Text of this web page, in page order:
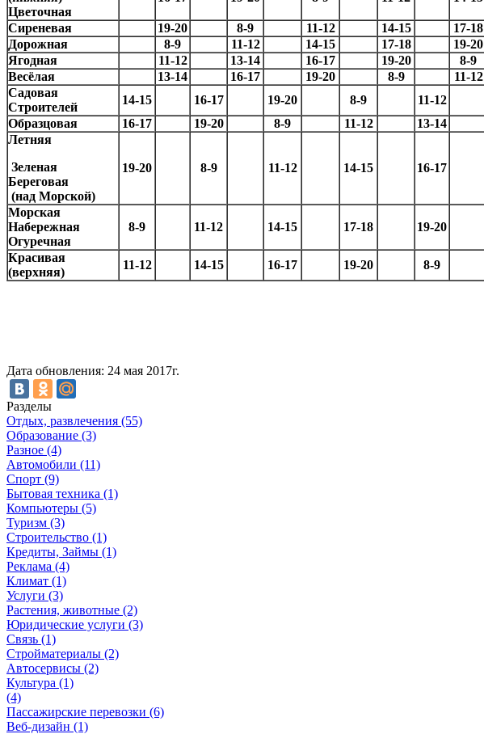
Цветочная
Сиреневая 19-20 8-9 11-12 14-15 17-18
Дорожная
8-9 11-12 14-15 17-18 19-20
Ягодная
11-12 13-14 16-17 19-20 8-9
Весёлая
13-14 16-17 19-20 8-9 11-12
Садовая
Строителей
14-15 16-17 19-20 8-9 11-12
Образцовая
16-17 19-20 8-9 11-12 13-14
Летняя
Зеленая
Береговая
(над Морской)
19-20 8-9 11-12 14-15 16-17
Морская
Набережная
Огуречная
8-9 11-12 14-15 17-18 19-20
Красивая
(верхняя)
11-12 14-15 16-17 19-20 8-9
Дата обновления: 24 мая 2017г.
Разделы
Отдых, развлечения (55)
Образование (3)
Разное (4)
Автомобили (11)
Спорт (9)
Бытовая техника (1)
Компьютеры (5)
Туризм (3)
Строительство (1)
Кредиты, Займы (1)
Реклама (4)
Климат (1)
Услуги (3)
Растения, животные (2)
Юридические услуги (3)
Связь (1)
Стройматериалы (2)
Автосервисы (2)
Культура (1)
(4)
Пассажирские перевозки (6)
Веб-дизайн (1)